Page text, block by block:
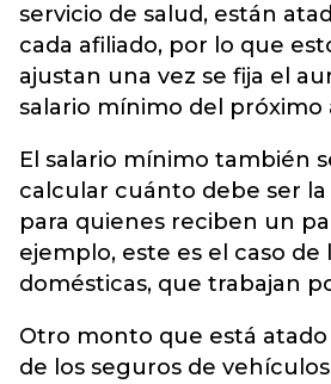
servicio de salud, están
cada afiliado, por lo que
ajustan una vez se fija el
salario mínimo del próximo
El salario mínimo también
calcular cuánto debe ser
para quienes reciben un
ejemplo, este es el caso de
domésticas, que trabajan
Otro monto que está atado
de los seguros de